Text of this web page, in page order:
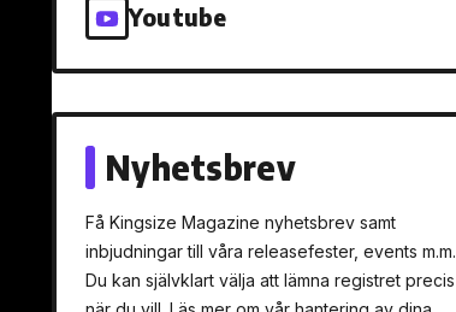
Youtube
Nyhetsbrev
Få Kingsize Magazine nyhetsbrev samt
inbjudningar till våra releasefester, events m.m.
Du kan självklart välja att lämna registret precis